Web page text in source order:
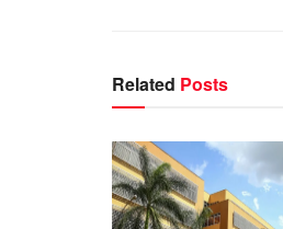
Related Posts